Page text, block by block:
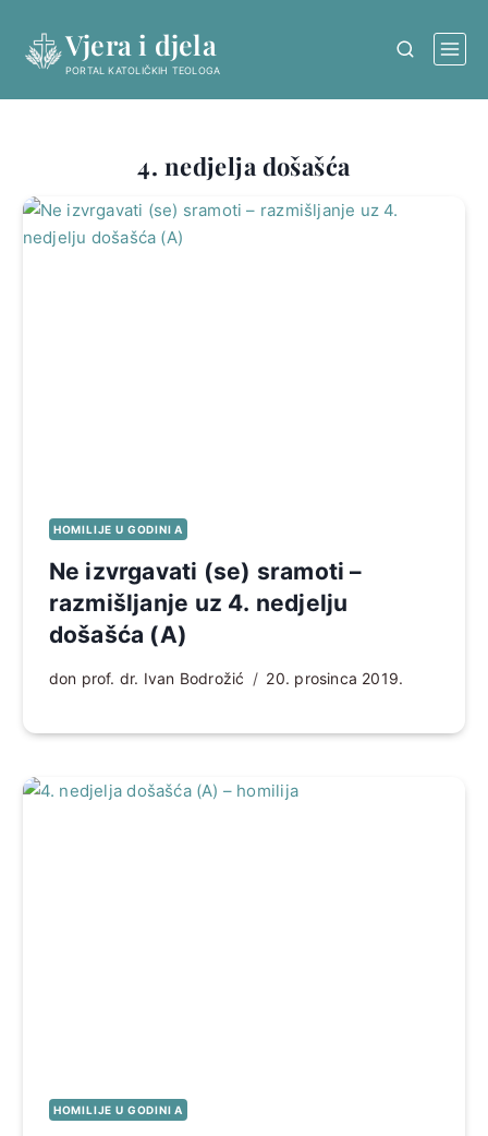
content
Vjera i djela
PORTAL KATOLIČKIH TEOLOGA
4. nedjelja došašća
HOMILIJE U GODINI A
Ne izvrgavati (se) sramoti –
razmišljanje uz 4. nedjelju
došašća (A)
don prof. dr. Ivan Bodrožić 20. prosinca 2019.
HOMILIJE U GODINI A